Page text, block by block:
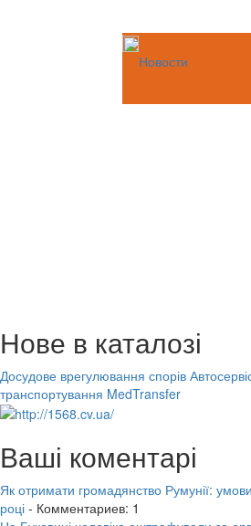
Новости
Нове в каталозі
Досудове врегулювання спорів
транспортування MedTransfer
Ваші коментарі
Як отримати громадянство Румунії:
році - Комментариев: 1